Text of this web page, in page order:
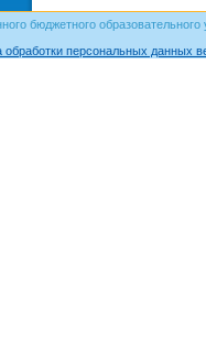
бюджетного
обработки персональных данных